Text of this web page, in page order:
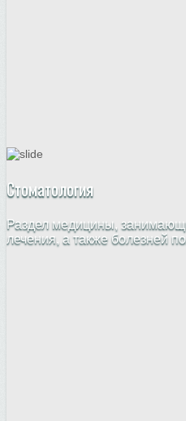
Стоматология
Раздел медицины,
лечения, а также болезней